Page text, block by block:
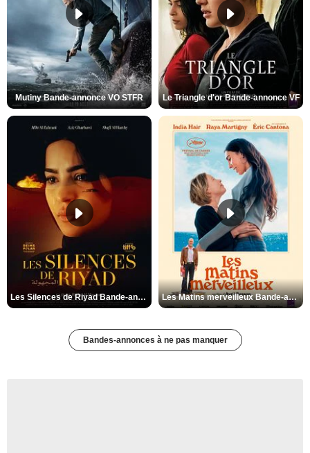
Mutiny Bande-annonce VO STFR Le Triangle d'or Bande-annonce VF
Les Silences de Riyad Bande-annonce VO STFR Les Matins merveilleux Bande-annonce VF
Bandes-annonces à ne pas manquer